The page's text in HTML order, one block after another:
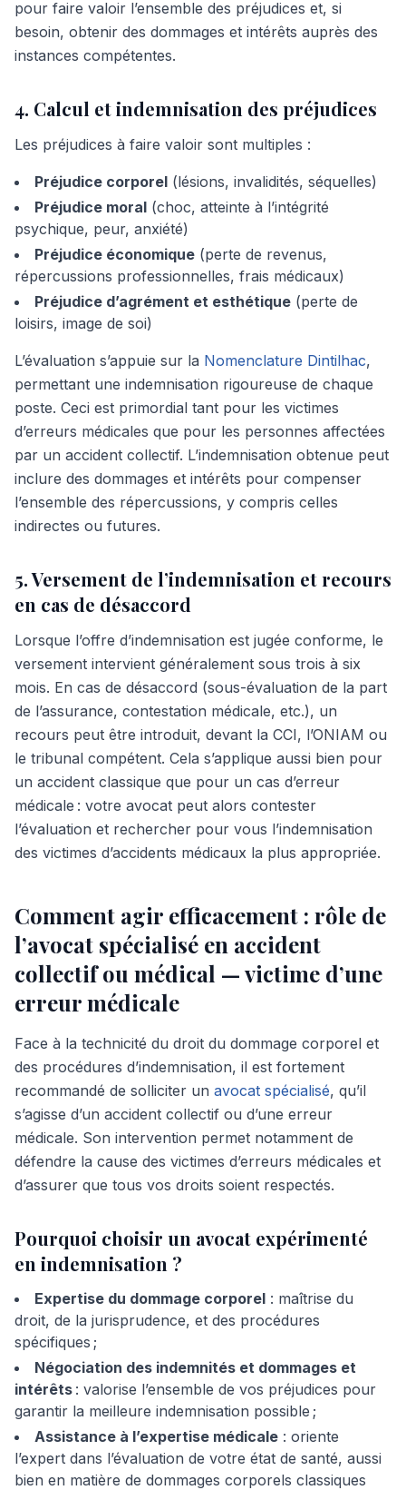
pour faire valoir l’ensemble des préjudices et, si
besoin, obtenir des dommages et intérêts auprès des
instances compétentes.
4. Calcul et indemnisation des préjudices
Les préjudices à faire valoir sont multiples :
Préjudice corporel (lésions, invalidités, séquelles)
Préjudice moral (choc, atteinte à l’intégrité
psychique, peur, anxiété)
Préjudice économique (perte de revenus,
répercussions professionnelles, frais médicaux)
Préjudice d’agrément et esthétique (perte de
loisirs, image de soi)
L’évaluation s’appuie sur la Nomenclature Dintilhac,
permettant une indemnisation rigoureuse de chaque
poste. Ceci est primordial tant pour les victimes
d’erreurs médicales que pour les personnes affectées
par un accident collectif. L’indemnisation obtenue peut
inclure des dommages et intérêts pour compenser
l’ensemble des répercussions, y compris celles
indirectes ou futures.
5. Versement de l’indemnisation et recours
en cas de désaccord
Lorsque l’offre d’indemnisation est jugée conforme, le
versement intervient généralement sous trois à six
mois. En cas de désaccord (sous-évaluation de la part
de l’assurance, contestation médi­cale, etc.), un
recours peut être introduit, devant la CCI, l’ONIAM ou
le tribunal compétent. Cela s’applique aussi bien pour
un accident classique que pour un cas d’erreur
médicale : votre avocat peut alors contester
l’évaluation et rechercher pour vous l’indemnisation
des victimes d’accidents médicaux la plus appropriée.
Comment agir efficacement : rôle de
l’avocat spécialisé en accident
collectif ou médical — victime d’une
erreur médicale
Face à la technicité du droit du dommage corporel et
des procédures d’indemnisation, il est fortement
recommandé de solliciter un avocat spécialisé, qu’il
s’agisse d’un accident collectif ou d’une erreur
médicale. Son intervention permet notamment de
défendre la cause des victimes d’erreurs médicales et
d’assurer que tous vos droits soient respectés.
Pourquoi choisir un avocat expérimenté
en indemnisation ?
Expertise du dommage corporel : maîtrise du
droit, de la jurisprudence, et des procédures
spécifiques ;
Négociation des indemnités et dommages et
intérêts : valorise l’ensemble de vos préjudices pour
garantir la meilleure indemnisation possible ;
Assistance à l’expertise médicale : oriente
l’expert dans l’évaluation de votre état de santé, aussi
bien en matière de dommages corporels classiques